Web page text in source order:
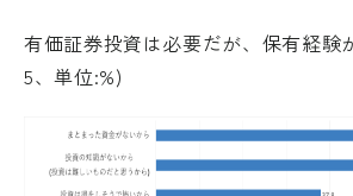
有価証券投資は必要だが、保有経験
5、単位:%)